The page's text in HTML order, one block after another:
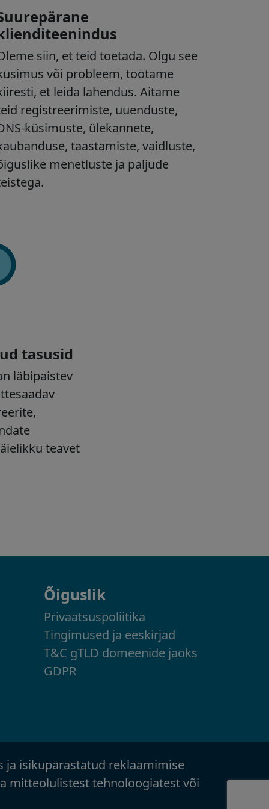
Õiguslik
Privaatsuspoliitika
Tingimused ja eeskirjad
T&C gTLD domeenide jaoks
GDPR
ja isikupärastatud reklaamimise
mitteolulistest tehnoloogiatest või